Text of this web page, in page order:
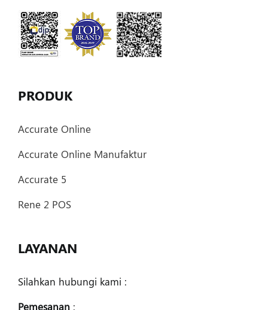
PRODUK
Accurate Online
Accurate Online Manufaktur
Accurate 5
Rene 2 POS
LAYANAN
Silahkan hubungi kami :
Pemesanan: